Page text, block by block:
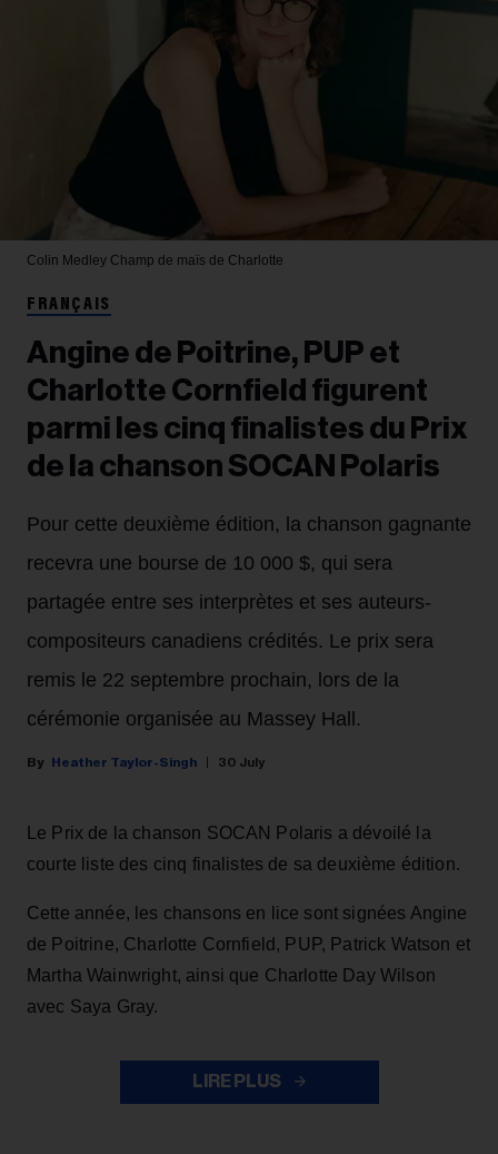
Colin Medley Champ de maïs de Charlotte
FRANÇAIS
Angine de Poitrine, PUP et
Charlotte Cornfield figurent
parmi les cinq finalistes du Prix
de la chanson SOCAN Polaris
Pour cette deuxième édition, la chanson gagnante
recevra une bourse de 10 000 $, qui sera
partagée entre ses interprètes et ses auteurs-
compositeurs canadiens crédités. Le prix sera
remis le 22 septembre prochain, lors de la
cérémonie organisée au Massey Hall.
Heather Taylor-Singh 30 July
Le Prix de la chanson SOCAN Polaris a dévoilé la
courte liste des cinq finalistes de sa deuxième édition.
Cette année, les chansons en lice sont signées Angine
de Poitrine, Charlotte Cornfield, PUP, Patrick Watson et
Martha Wainwright, ainsi que Charlotte Day Wilson
avec Saya Gray.
LIRE PLUS